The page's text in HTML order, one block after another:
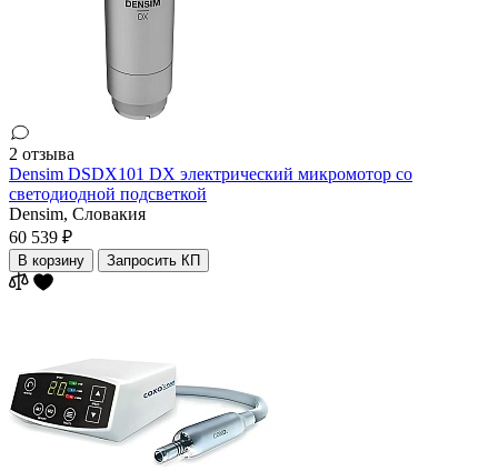
2 отзыва
Densim DSDX101 DX электрический микромотор со
светодиодной подсветкой
Densim, Словакия
60 539 ₽
В корзину Запросить КП